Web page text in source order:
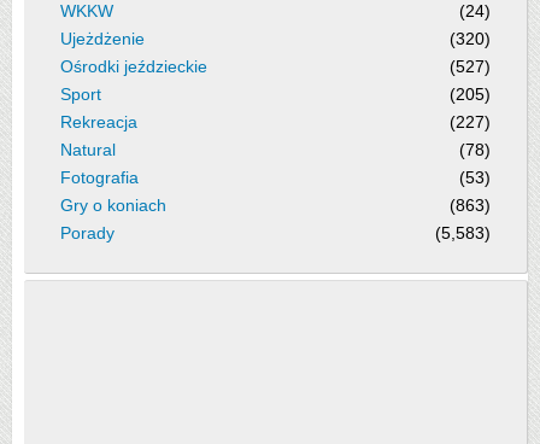
WKKW
(24)
Ujeżdżenie
(320)
Ośrodki jeździeckie
(527)
Sport
(205)
Rekreacja
(227)
Natural
(78)
Fotografia
(53)
Gry o koniach
(863)
Porady
(5,583)